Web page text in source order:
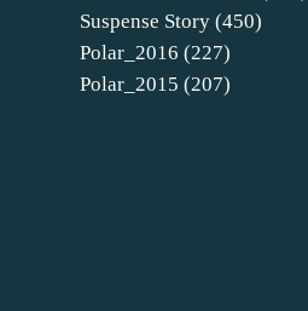
Suspense Story (450)
Polar_2016 (227)
Polar_2015 (207)